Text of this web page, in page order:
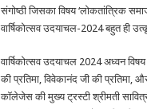
संगोष्ठी जिसका विषय ‘लोकतांत्रिक
वार्षिकोत्सव उदयाचल-2024 बहुत ही
वार्षिकोत्सव उदयाचल 2024 अध्वन
की प्रतिमा, विवेकानंद जी की प्रतिमा,
कॉलेजेस की मुख्य ट्रस्टी श्रीमती